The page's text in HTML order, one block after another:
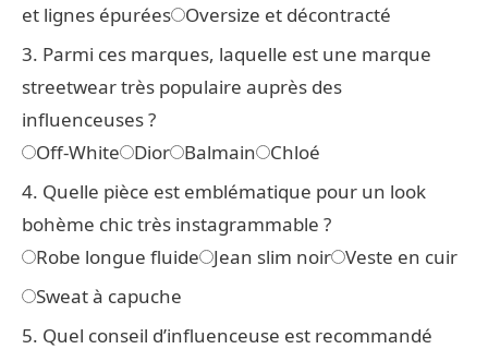
et lignes épurées
Oversize et décontracté
3. Parmi ces marques, laquelle est une marque
streetwear très populaire auprès des
influenceuses ?
Off-White
Dior Balmain
Chloé
4. Quelle pièce est emblématique pour un look
bohème chic très instagrammable ?
Robe longue fluide
Jean slim noir Veste en cuir
Sweat à capuche
5. Quel conseil d’influenceuse est recommandé